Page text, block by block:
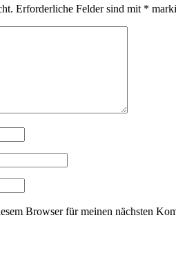
Erforderliche Felder sind mit *
Browser für meinen nächsten